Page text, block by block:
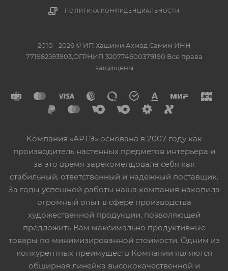
ПОЛИТИКА КОНФИДЕНЦИАЛЬНОСТИ
2010 - 2026 © ИП Хашими Ахмад Самим ИНН
771982593903,ОГРНИП 320774600379190 Все права
защищены
Компания «АРТЭ» основана в 2007 году как
производитель настенных предметов интерьера и
за это время зарекомендовала себя как
стабильный, ответственный и надежный поставщик.
За годы успешной работы наша компания накопила
огромный опыт в сфере производства
художественной продукции, позволяющей
предложить Вам максимально продуктивные
товары по минимизированной стоимости. Одним из
конкурентных преимуществ Компании являются
обширная линейка высококачественной и